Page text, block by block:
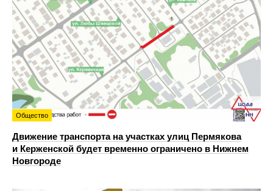
Общество
Движение транспорта на участках улиц Пермякова
и Керженской будет временно ограничено в Нижнем
Новгороде